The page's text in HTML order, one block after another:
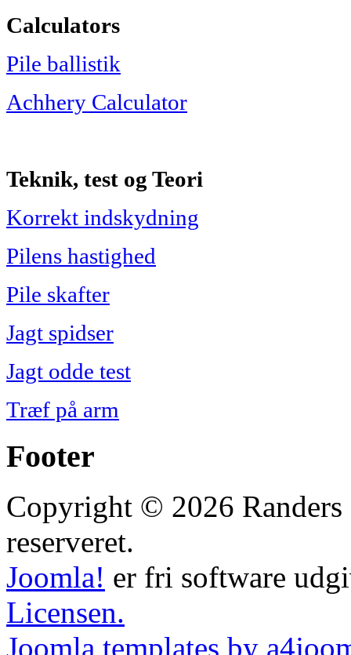
Calculators
Pile ballistik
Achhery Calculator
Teknik, test og Teori
Korrekt indskydning
Pilens hastighed
Pile skafter
Jagt spidser
Jagt odde test
Træf på arm
Footer
Copyright © 2026
reserveret.
Joomla! er fri software
Licensen.
Joomla templates by